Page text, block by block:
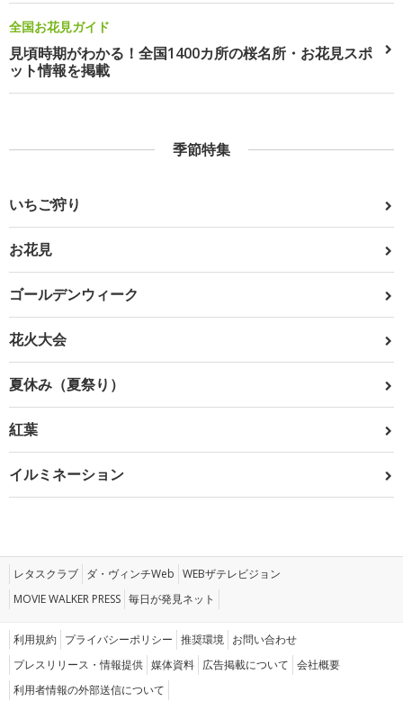
全国お花見ガイド
見頃時期がわかる！全国1400カ所の桜名所・お花見スポ
ット情報を掲載
季節特集
いちご狩り
お花見
ゴールデンウィーク
花火大会
夏休み（夏祭り）
紅葉
イルミネーション
レタスクラブ ダ・ヴィンチWeb WEBザテレビジョン
MOVIE WALKER PRESS 毎日が発見ネット
利用規約 プライバシーポリシー 推奨環境 お問い合わせ
プレスリリース・情報提供 媒体資料 広告掲載について 会社概要
利用者情報の外部送信について